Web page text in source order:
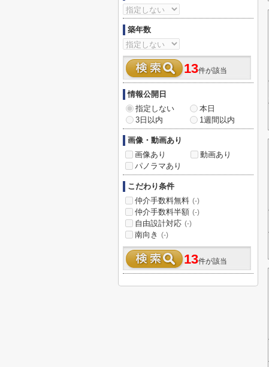
築年数
13件が該当
情報公開日
指定しない
本日
3日以内
1週間以内
画像・動画あり
画像あり
動画あり
パノラマあり
こだわり条件
仲介手数料無料 (-)
仲介手数料半額 (-)
自由設計対応 (-)
南向き (-)
13件が該当